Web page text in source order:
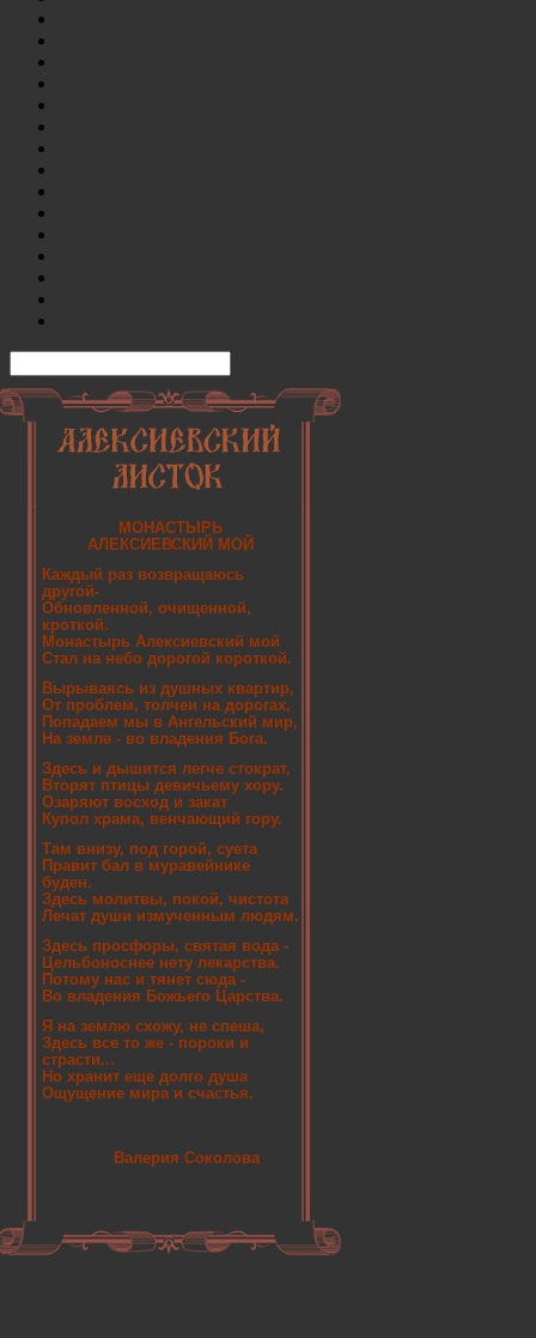
МОНАСТЫРЬ
АЛЕКСИЕВСКИЙ МОЙ
Каждый раз возвращаюсь
другой-
Обновленной, очищенной,
кроткой.
Монастырь Алексиевский мой
Стал на небо дорогой короткой.
Вырываясь из душных квартир,
От проблем, толчеи на дорогах,
Попадаем мы в Ангельский мир,
На земле - во владения Бога.
Здесь и дышится легче стократ,
Вторят птицы девичьему хору.
Озаряют восход и закат
Купол храма, венчающий гору.
Там внизу, под горой, суета
Правит бал в муравейнике
буден.
Здесь молитвы, покой, чистота
Лечат души измученным людям.
Здесь просфоры, святая вода -
Цельбоноснее нету лекарства.
Потому нас и тянет сюда -
Во владения Божьего Царства.
Я на землю схожу, не спеша,
Здесь все то же - пороки и
страсти...
Но хранит еще долго душа
Ощущение мира и счастья.
Валерия Соколова